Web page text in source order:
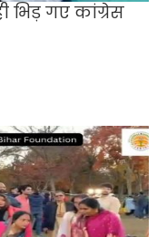
भिड़ गए कांग्रेस